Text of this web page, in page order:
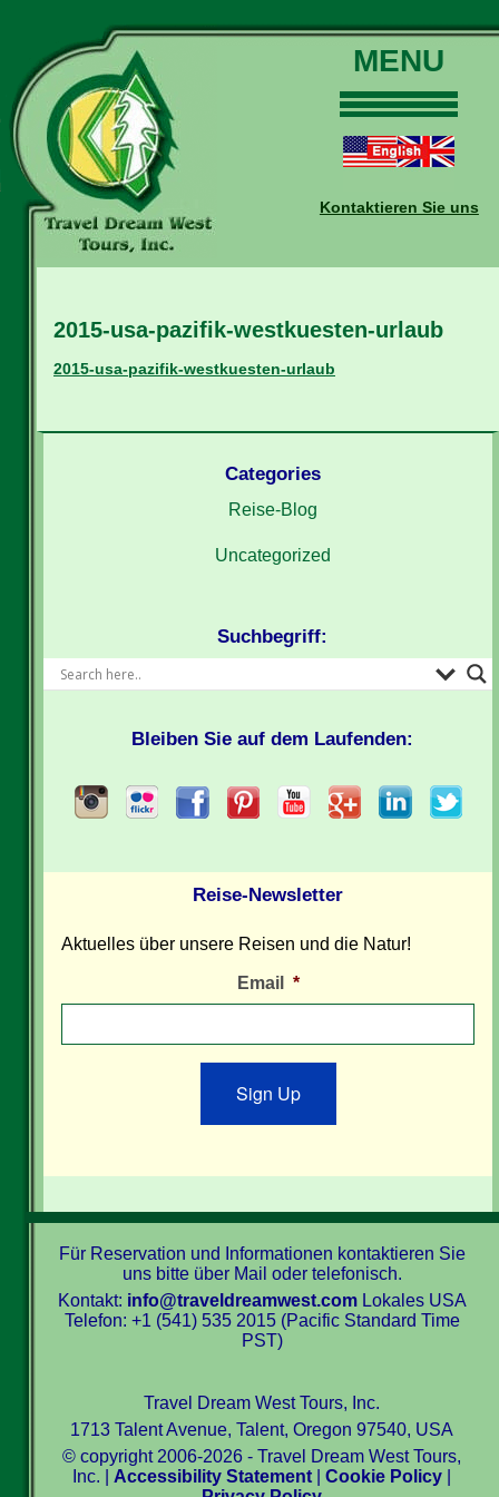
MENU
Touren
Daten und Preise
Buchungen
Kontakt
Reise-Blog
Kontaktieren Sie uns
2015-usa-pazifik-westkuesten-urlaub
2015-usa-pazifik-westkuesten-urlaub
Categories
Reise-Blog
Uncategorized
Suchbegriff:
Bleiben Sie auf dem Laufenden:
Reise-Newsletter
Aktuelles über unsere Reisen und die Natur!
Email *
Sign Up
Für Reservation und Informationen kontaktieren Sie
uns bitte über Mail oder telefonisch.
Kontakt: info@traveldreamwest.comLokales USA
Telefon: +1 (541) 535 2015 (Pacific Standard Time
PST)
Travel Dream West Tours, Inc.
1713 Talent Avenue, Talent, Oregon 97540, USA
© copyright 2006-2026 - Travel Dream West Tours,
Inc. | Accessibility Statement |Cookie Policy